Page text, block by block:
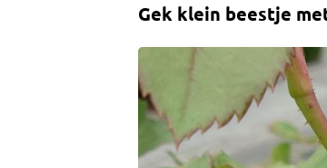
Gek klein beestje